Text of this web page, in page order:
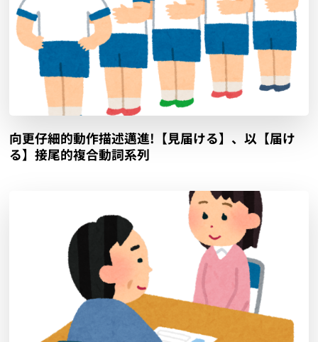
向更仔細的動作描述邁進!【見届ける】、以【届け
る】接尾的複合動詞系列